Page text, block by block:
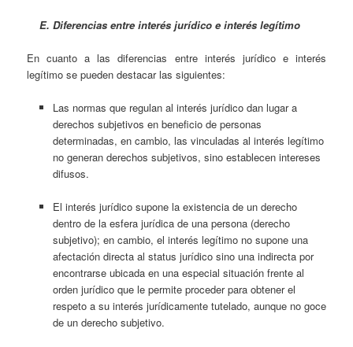
E. Diferencias entre interés jurídico e interés legítimo
En cuanto a las diferencias entre interés jurídico e interés
legítimo se pueden destacar las siguientes:
Las normas que regulan al interés jurídico dan lugar a
derechos subjetivos en beneficio de personas
determinadas, en cambio, las vinculadas al interés legítimo
no generan derechos subjetivos, sino establecen intereses
difusos.
El interés jurídico supone la existencia de un derecho
dentro de la esfera jurídica de una persona (derecho
subjetivo); en cambio, el interés legítimo no supone una
afectación directa al status jurídico sino una indirecta por
encontrarse ubicada en una especial situación frente al
orden jurídico que le permite proceder para obtener el
respeto a su interés jurídicamente tutelado, aunque no goce
de un derecho subjetivo.